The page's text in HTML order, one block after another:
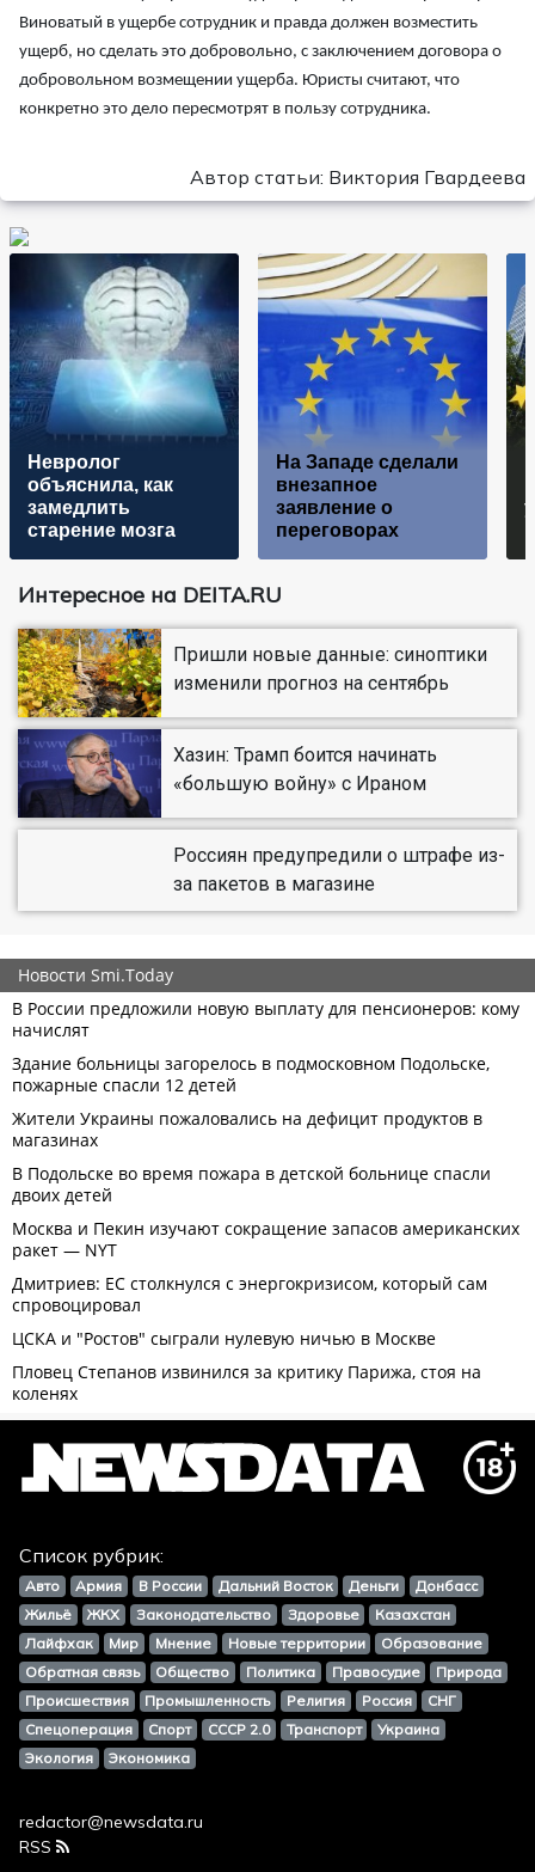
Виноватый в ущербе сотрудник и правда должен возместить
ущерб, но сделать это добровольно, с заключением договора о
добровольном возмещении ущерба. Юристы считают, что
конкретно это дело пересмотрят в пользу сотрудника.
Автор статьи: Виктория Гвардеева
Невролог
объяснила, как
замедлить
старение мозга
На Западе сделали
внезапное
заявление о
переговорах
Интересное на DEITA.RU
Пришли новые данные: синоптики
изменили прогноз на сентябрь
Хазин: Трамп боится начинать
«большую войну» с Ираном
Россиян предупредили о штрафе из-
за пакетов в магазине
Список рубрик:
Авто Армия В России Дальний Восток Деньги
Донбасс
Жильё
ЖКХ Законодательство Здоровье
Казахстан
Лайфхак
Мир Мнение Новые территории
Образование
Обратная связь
Общество Политика Правосудие
Природа
Происшествия
Промышленность Религия Россия
СНГ
Спецоперация
Спорт СССР 2.0 Транспорт
Украина
Экология
Экономика
redactor@newsdata.ru
RSS